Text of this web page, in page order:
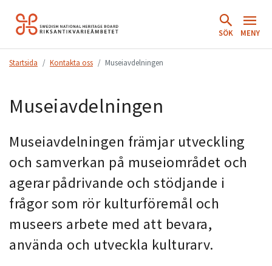
Hoppa
till
SÖK MENY
Startsida Kontakta oss Museiavdelningen
Museiavdelningen
Museiavdelningen främjar utveckling
och samverkan på museiområdet och
agerar pådrivande och stödjande i
frågor som rör kulturföremål och
museers arbete med att bevara,
använda och utveckla kulturarv.